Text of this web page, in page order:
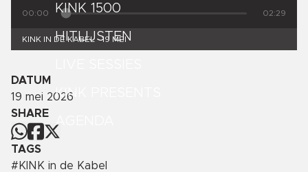
KINK 1500
HITLIJSTEN
KINK PRESENTS
AGENDA
00:00 02:29
KINK IN DE KABEL - 19 MEI
DATUM
19 mei 2026
SHARE
TAGS
# KINK in de Kabel